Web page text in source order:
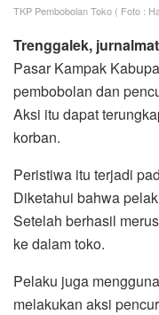
TKP Pembobolan Toko ( Foto :
Trenggalek,
Pasar Kampak
pembobolan dan
Aksi itu dapat
korban.
Peristiwa itu terjadi
Diketahui bahwa
Setelah berhasil
ke dalam toko.
Pelaku juga
melakukan aksi